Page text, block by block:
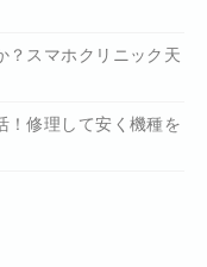
？スマホクリニック天
！修理して安く機種を